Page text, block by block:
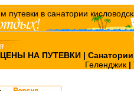
ЦЕНЫ НА ПУТЕВКИ |
Геленджик |